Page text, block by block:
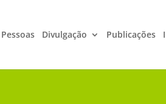
Pessoas Divulgação Publicações